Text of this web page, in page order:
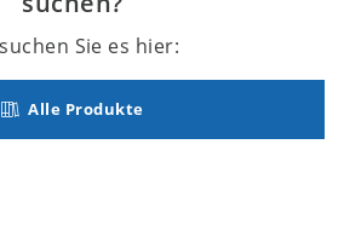
Sie es hier:
Alle Produkte